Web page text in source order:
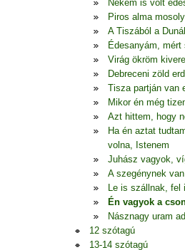
Nékem is volt
Piros alma
A Tiszából a
Édesanyám,
Virág ökröm
Debreceni zöld
Tisza partján van
Mikor én még
Azt hittem, hogy
Ha én aztat
volna, Istenem
Juhász vagyok,
A szegénynek
Le is szállnak,
Én vagyok a
Násznagy uram
12 szótagú
13-14 szótagú